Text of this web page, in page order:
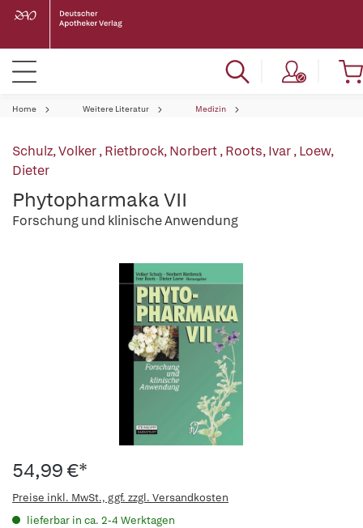
Home Weitere Literatur Medizin
Schulz, Volker,Rietbrock, Norbert,Roots, Ivar,Loew,
Dieter
Phytopharmaka VII
Forschung und klinische Anwendung
54,99 €*
Preise inkl. MwSt., ggf. zzgl. Versandkosten
lieferbar in ca. 2-4 Werktagen